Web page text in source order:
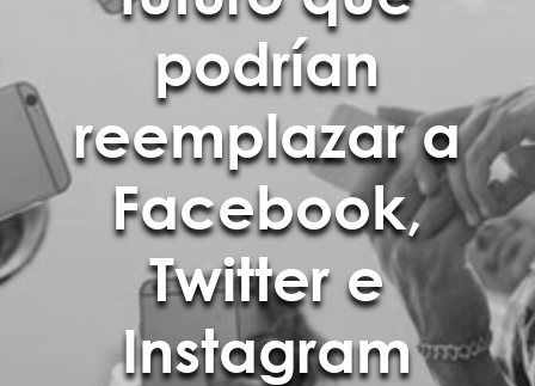
podrían
reemplazar a
Facebook,
Twitter e
Instagram